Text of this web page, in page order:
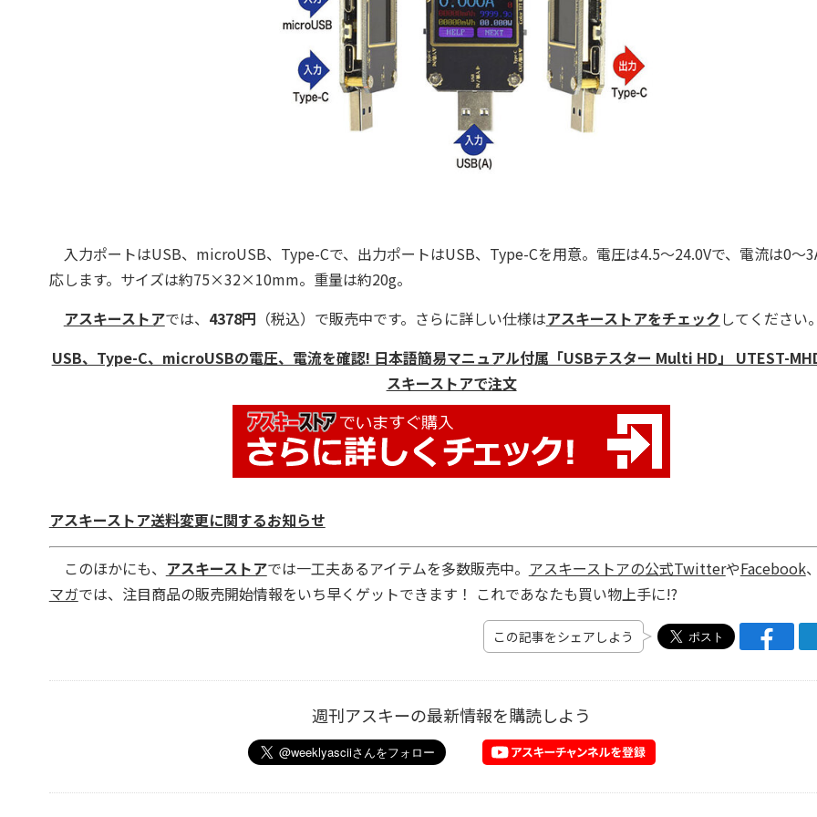
入力ポートはUSB、microUSB、Type-Cで、出力ポートはUSB、Type-Cを用意。電圧は4.5〜24.0Vで、電流は0〜
応します。サイズは約75×32×10mm。重量は約20g。
アスキーストアでは、 4378円 （税込）で販売中です。さらに詳しい仕様はアスキーストアをチェックしてください
USB、Type-C、microUSBの電圧、電流を確認! 日本語簡易マニュアル付属「USBテスター Multi HD」 UTEST-
スキーストアで注文
アスキーストア送料変更に関するお知らせ
このほかにも、 アスキーストアでは一工夫あるアイテムを多数販売中。 アスキーストアの公式TwitterやFacebook
マガでは、注目商品の販売開始情報をいち早くゲットできます！ これであなたも買い物上手に!?
この記事をシェアしよう
週刊アスキーの最新情報を購読しよう